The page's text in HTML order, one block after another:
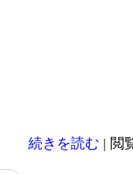
続きを読む | 閲